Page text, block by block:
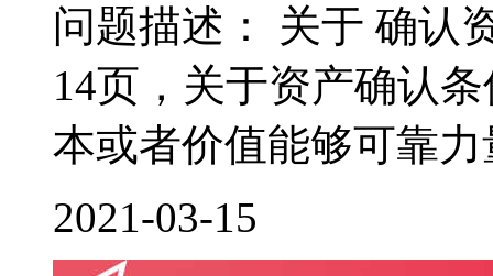
问题描述： 关于 确认
14页，关于资产确认
本或者价值能够可靠
2021-03-15